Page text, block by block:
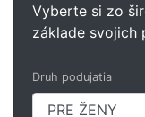
Vyberte si zo
základe svojich
Druh podujatia